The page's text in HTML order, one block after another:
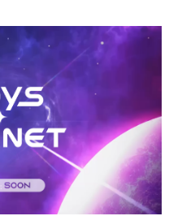
reabre
inscrições
para
a
segunda
temporada
“Boys
Planet”